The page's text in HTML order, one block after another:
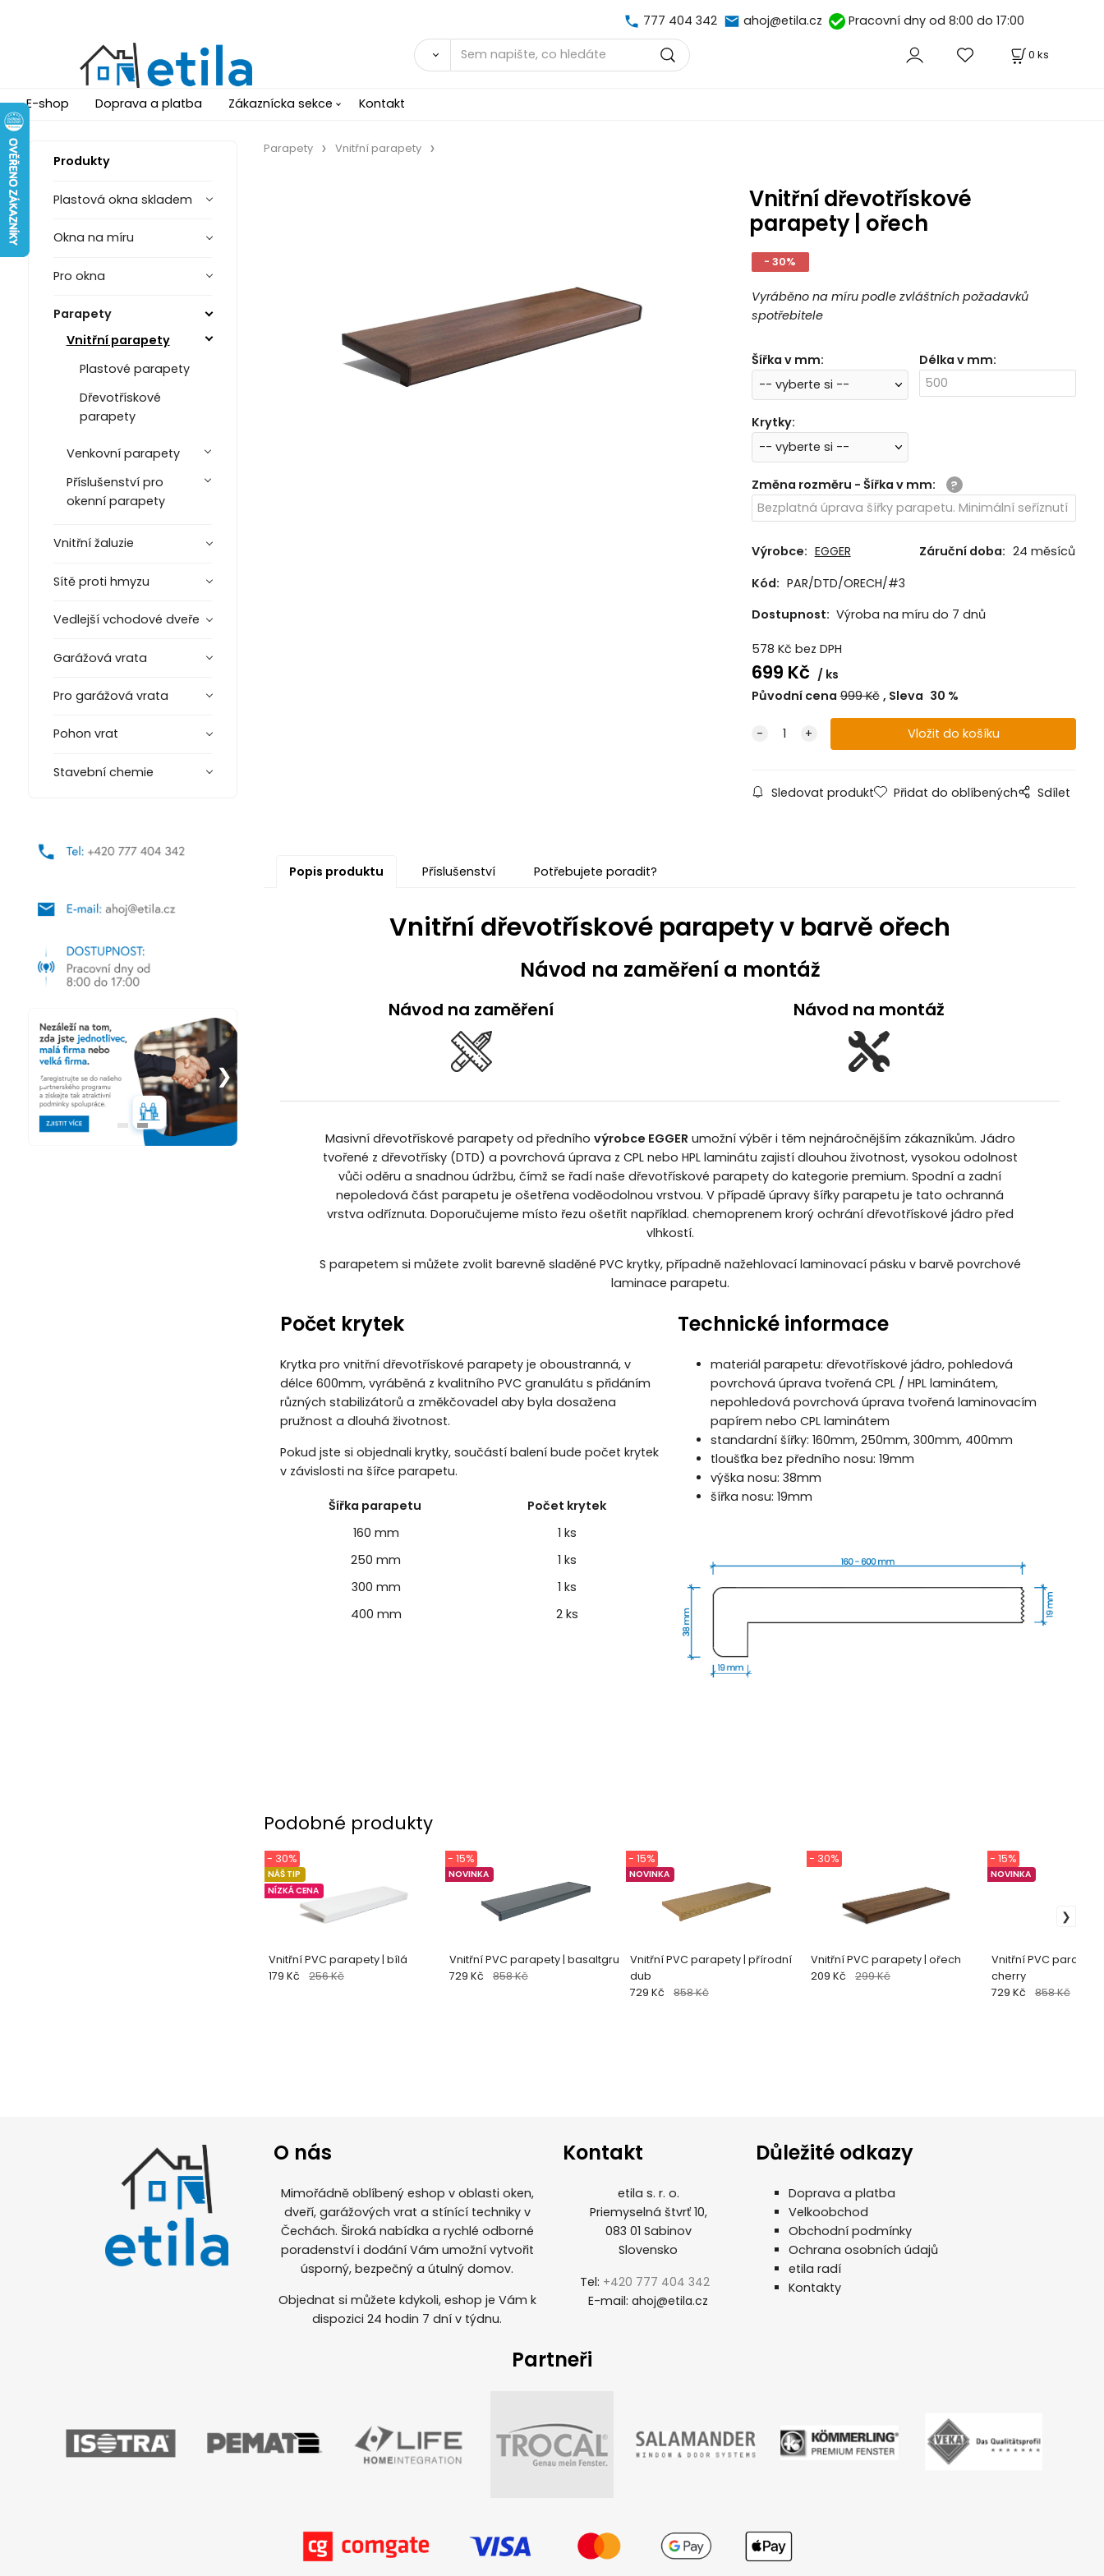
777 404 342 ahoj@etila.cz Pracovní dny od 8:00 do 17:00
0 ks
E-shop Doprava a platba Zákaznícka sekce Kontakt
Produkty
Plastová okna skladem
Okna na míru
Pro okna
Parapety
Vnitřní parapety
Plastové parapety
Dřevotřískové
parapety
Venkovní parapety
Příslušenství pro
okenní parapety
Vnitřní žaluzie
Sítě proti hmyzu
Vedlejší vchodové dveře
Garážová vrata
Pro garážová vrata
Pohon vrat
Stavební chemie
Parapety Vnitřní parapety
Vnitřní dřevotřískové
parapety | ořech
- 30%
Vyráběno na míru podle zvláštních požadavků
spotřebitele
Šířka v mm: Délka v mm:
Krytky:
Změna rozměru - Šířka v mm:
Výrobce: EGGER Záruční doba: 24 měsíců
Kód: PAR/DTD/ORECH/#3
Dostupnost: Výroba na míru do 7 dnů
578 Kč bez DPH
699 Kč
ks
Původní cena 999Kč Sleva 30 %
Sledovat produkt Přidat do oblíbených Sdílet
Popis produktu Příslušenství Potřebujete poradit?
Vnitřní dřevotřískové parapety v barvě ořech
Návod na zaměření a montáž
Návod na zaměření Návod na montáž
Masivní dřevotřískové parapety od předního výrobce EGGER umožní výběr i těm nejnáročnějším zákazníkům. Jádro
tvořené z dřevotřísky (DTD) a povrchová úprava z CPL nebo HPL laminátu zajistí dlouhou životnost, vysokou odolnost
vůči oděru a snadnou údržbu, čímž se řadí naše dřevotřískové parapety do kategorie premium. Spodní a zadní
nepoledová část parapetu je ošetřena voděodolnou vrstvou. V případě úpravy šířky parapetu je tato ochranná
vrstva odříznuta. Doporučujeme místo řezu ošetřit například. chemoprenem krorý ochrání dřevotřískové jádro před
vlhkostí.
S parapetem si můžete zvolit barevně sladěné PVC krytky, případně nažehlovací laminovací pásku v barvě povrchové
laminace parapetu.
Počet krytek
Krytka pro vnitřní dřevotřískové parapety je oboustranná, v
délce 600mm, vyráběná z kvalitního PVC granulátu s přidáním
různých stabilizátorů a změkčovadel aby byla dosažena
pružnost a dlouhá životnost.
Pokud jste si objednali krytky, součástí balení bude počet krytek
v závislosti na šířce parapetu.
Šířka parapetu
Počet krytek
160 mm
1 ks
250 mm
1 ks
300 mm
1 ks
400 mm
2 ks
Technické informace
materiál parapetu: dřevotřískové jádro, pohledová
povrchová úprava tvořená CPL / HPL laminátem,
nepohledová povrchová úprava tvořená laminovacím
papírem nebo CPL laminátem
standardní šířky: 160mm, 250mm, 300mm, 400mm
tloušťka bez předního nosu: 19mm
výška nosu: 38mm
šířka nosu: 19mm
Podobné produkty
Vnitřní PVC parapety | bílá
NÁŠ TIP
NÍZKÁ CENA
- 30%
179 Kč 256 Kč
Vnitřní PVC parapety | basaltgru
NOVINKA
- 15%
729 Kč 858 Kč
Vnitřní PVC parapety | přírodní
dub
NOVINKA
- 15%
729 Kč 858 Kč
Vnitřní PVC parapety | ořech
- 30%
209 Kč 299 Kč
Vnitřní PVC
cherry
NOVINKA
- 15%
729 Kč 858 Kč
O nás
Mimořádně oblíbený eshop v oblasti oken,
dveří, garážových vrat a stínící techniky v
Čechách. Široká nabídka a rychlé odborné
poradenství i dodání Vám umožní vytvořit
úsporný, bezpečný a útulný domov.
Objednat si můžete kdykoli, eshop je Vám k
dispozici 24 hodin 7 dní v týdnu.
Kontakt
etila s. r. o.
Priemyselná štvrť 10,
083 01 Sabinov
Slovensko
Tel: +420 777 404 342
E-mail:ahoj@etila.cz
Důležité odkazy
Doprava a platba
Velkoobchod
Obchodní podmínky
Ochrana osobních údajů
etila radí
Kontakty
Partneři